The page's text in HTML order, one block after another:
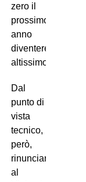
zero il
prossimo
anno
diventerebbe
altissimo.
Dal
punto di
vista
tecnico,
però,
rinunciare
al